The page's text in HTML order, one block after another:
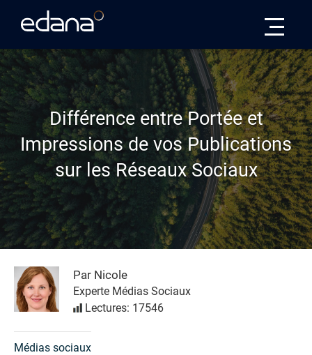
Différence entre Portée et
Impressions de vos Publications
sur les Réseaux Sociaux
Par Nicole
Experte Médias Sociaux
Lectures: 17546
Médias sociaux